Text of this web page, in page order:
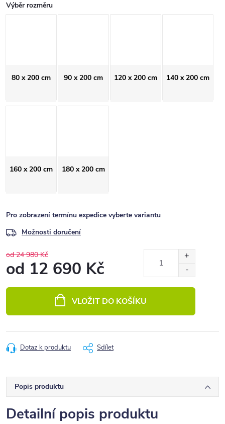
Výběr rozměru
80 x 200 cm 90 x 200 cm 120 x 200 cm 140 x 200 cm
160 x 200 cm 180 x 200 cm
Pro zobrazení termínu expedice vyberte variantu
Možnosti doručení
od 24 980 Kč
od 12 690 Kč
VLOŽIT DO KOŠÍKU
Dotaz k produktu Sdílet
Popis produktu
Detailní popis produktu